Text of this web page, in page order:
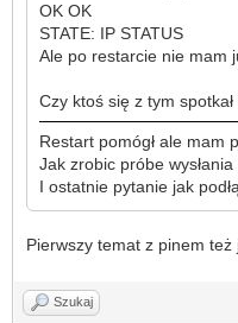
OK OK
STATE: IP STATUS
Ale po restarcie nie mam
Czy ktoś się z tym
Restart pomógł ale mam
Jak zrobic próbe wysłania
I ostatnie pytanie jak
Pierwszy temat z pinem
Szukaj